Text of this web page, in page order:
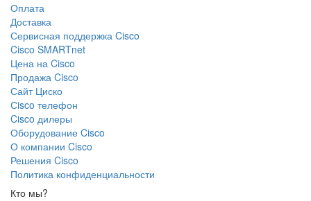
Оплата
Доставка
Сервисная поддержка Cisco
Cisco SMARTnet
Цена на Cisco
Продажа Cisco
Сайт Циско
Сisco телефон
Cisco дилеры
Оборудование Cisco
О компании Cisco
Решения Cisco
Политика конфиденциальности
Кто мы?